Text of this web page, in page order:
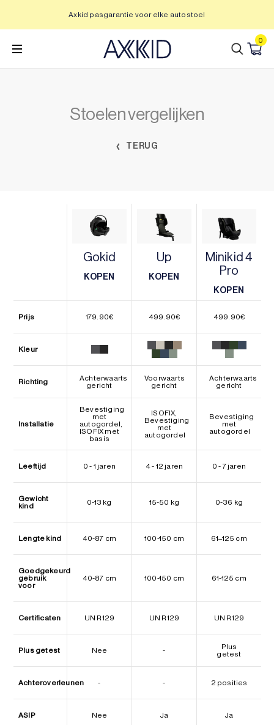
inhoud
Axkid pasgarantie voor elke autostoel
0
Stoelen vergelijken
TERUG
Gokid
KOPEN
Up
KOPEN
Minikid 4
Pro
KOPEN
KOPEN
Prijs 179.90€ 499.90€ 499.90€
Kleur
Richting
Achterwaarts
gericht
Voorwaarts
gericht
Achterwaarts
gericht
Installatie
Bevestiging
met
autogordel,
ISOFIX met
basis
ISOFIX,
Bevestiging
met
autogordel
Bevestiging
met
autogordel
Leeftijd 0 - 1 jaren 4 - 12 jaren 0 - 7 jaren
Gewicht
kind
0-13 kg 15-50 kg 0-36 kg
Lengte kind 40-87 cm 100-150 cm 61–125 cm
Goedgekeurd
gebruik
voor
40-87 cm 100-150 cm 61-125 cm
Certificaten UN R129 UN R129 UN R129
Plus getest Nee -
Plus
getest
Achteroverleunen - - 2 posities
ASIP Nee Ja Ja